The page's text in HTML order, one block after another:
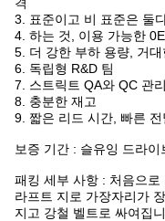
3. 표준이고 비 표준은 둘
4. 하는 것, 이용 가능한
5. 더 강한 부하 용량, 거
6. 독립형 R&D 팀
7. 스트릭트 QA와 QC 관리
8. 충분한 재고
9. 짧은 리드 시간, 빠른
보증 기간 : 슬유잉 드라이
패킹 세부 사항 : 처음으
라프트 지로 가장자리가
지고 강철 벨트로 싸여집